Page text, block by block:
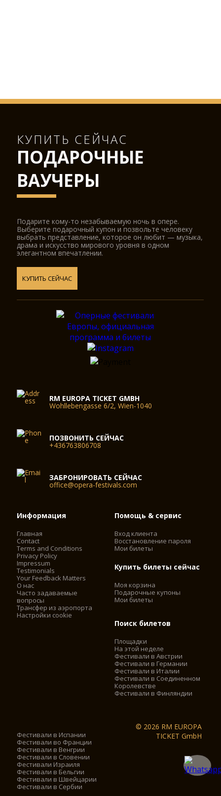
КУПИТЬ СЕЙЧАС
ПОДАРОЧНЫЕ
ВАУЧЕРЫ
Подарите кому-то незабываемую ночь в опере.
Выберите подарочный купон и позвольте человеку
выбрать представление, которое он любит — музыка,
драма и искусство мирового уровня в одном
элегантном впечатлении.
КУПИТЬ СЕЙЧАС
RM EUROPA TICKET GMBH
Wohllebengasse 6/2, Wien-1040
ПОЗВОНИТЬ СЕЙЧАС
+436763806708
ЗАБРОНИРОВАТЬ СЕЙЧАС
office@opera-festivals.com
Информация
Главная
Contact
Terms and Conditions
Privacy Policy
Impressum
Testimonials
Your Feedback Matters
О нас
Часто задаваемые
вопросы
Трансфер из аэропорта
Настройки cookie
Помощь & сервис
Вход клиента
Восстановление пароля
Мои билеты
Купить билеты сейчас
Моя корзина
Подарочные купоны
Мои билеты
Поиск билетов
Площадки
На этой неделе
Фестивали в Австрии
Фестивали в Германии
Фестивали в Италии
Фестивали в Соединенном
Королевстве
Фестивали в Финляндии
Фестивали в Испании
Фестивали во Франции
Фестивали в Венгрии
Фестивали в Словении
Фестивали Израиля
Фестивали в Бельгии
Фестивали в Швейцарии
Фестивали в Сербии
© 2026 RM EUROPA
TICKET GmbH